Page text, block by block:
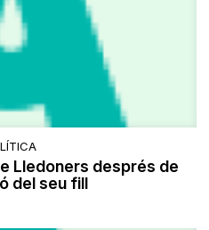
Lledoners després de
del seu fill